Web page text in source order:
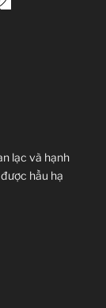
lạc và hạnh
hầu hạ